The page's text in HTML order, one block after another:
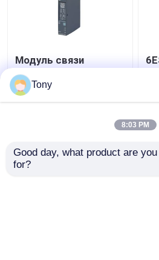
Модуль связи
SIEMENS 6ES7241-
1AH32-0XB0 SIMATIC
S7-1200
Tony
8:03 PM
Good day, what product are
for?